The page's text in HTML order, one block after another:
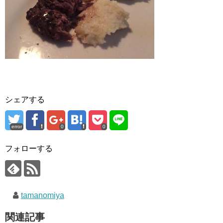
シェアする
error 0 0
フォローする
tamanomiya
関連記事